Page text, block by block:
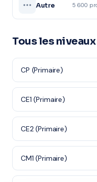
Autre 5 600
Tous les
CP (Primaire)
CE1 (Primaire)
CE2 (Primaire)
CM1 (Primaire)